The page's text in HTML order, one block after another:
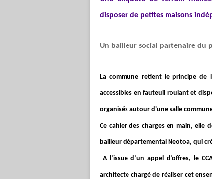
disposer de petites maisons
Un bailleur social partenaire du
La commune retient le principe de
accessibles en fauteuil roulant et
organisés autour d'une salle
Ce cahier des charges en main, elle
bailleur départemental Neotoa, qui
A l’issue d’un appel d’offres, le
architecte chargé de réaliser cet